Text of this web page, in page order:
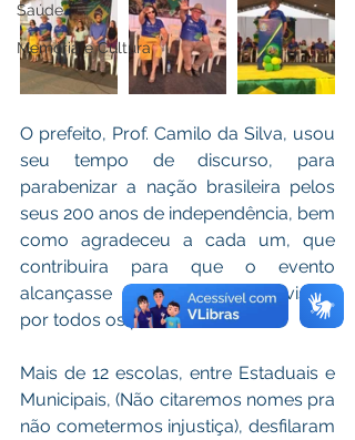
Saúde
Memória e Cultura
O prefeito, Prof. Camilo da Silva, usou
seu tempo de discurso, para
parabenizar a nação brasileira pelos
seus 200 anos de independência, bem
como agradeceu a cada um, que
contribuira para que o evento
alcançasse a grandiosidade visível
por todos os presentes.
Mais de 12 escolas, entre Estaduais e
Municipais, (Não citaremos nomes pra
não cometermos injustiça), desfilaram